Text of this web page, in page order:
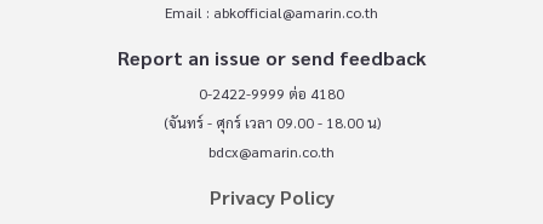
Email : abkofficial@amarin.co.th
Report an issue or send feedback
0-2422-9999 ต่อ 4180
(จันทร์ - ศุกร์ เวลา 09.00 - 18.00 น)
bdcx@amarin.co.th
Privacy Policy